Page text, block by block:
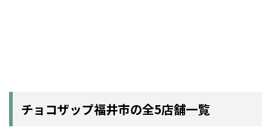
チョコザップ福井市の全5店舗一覧